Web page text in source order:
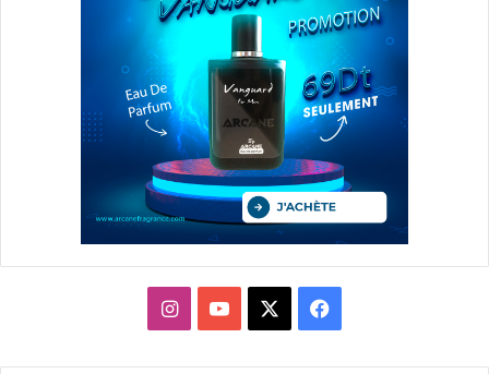
فيسبوك يوتيوبانستقرام